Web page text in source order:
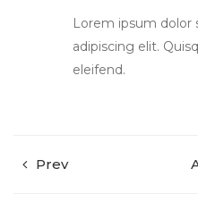
Lorem ipsum
adipiscing elit.
eleifend.
Prev